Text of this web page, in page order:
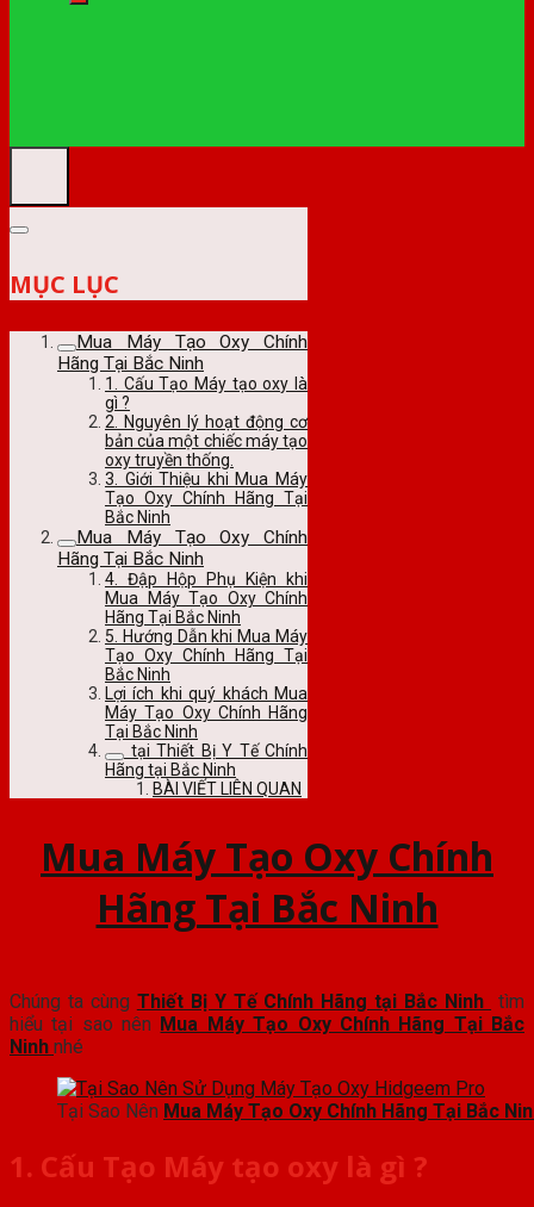
MỤC LỤC
Mua Máy Tạo Oxy Chính
Hãng Tại Bắc Ninh
1. Cấu Tạo Máy tạo oxy là
gì ?
2. Nguyên lý hoạt động cơ
bản của một chiếc máy tạo
oxy truyền thống.
3. Giới Thiệu khi Mua Máy
Tạo Oxy Chính Hãng Tại
Bắc Ninh
Mua Máy Tạo Oxy Chính
Hãng Tại Bắc Ninh
4. Đập Hộp Phụ Kiện khi
Mua Máy Tạo Oxy Chính
Hãng Tại Bắc Ninh
5. Hướng Dẫn khi Mua Máy
Tạo Oxy Chính Hãng Tại
Bắc Ninh
Lợi ích khi quý khách Mua
Máy Tạo Oxy Chính Hãng
Tại Bắc Ninh
tại Thiết Bị Y Tế Chính
Hãng tại Bắc Ninh
BÀI VIẾT LIÊN QUAN
Mua Máy Tạo Oxy Chính
Hãng Tại Bắc Ninh
Chúng ta cùng Thiết Bị Y Tế Chính Hãng tại Bắc Ninh
tìm
hiểu tại sao nên Mua Máy Tạo Oxy Chính Hãng Tại Bắc
Ninh nhé
Tại Sao Nên Mua Máy Tạo Oxy Chính Hãng Tại Bắc
1. Cấu Tạo Máy tạo oxy là gì ?